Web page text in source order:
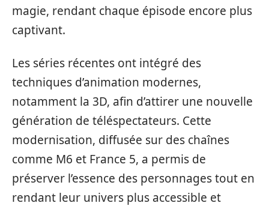
magie, rendant chaque épisode encore plus
captivant.
Les séries récentes ont intégré des
techniques d’animation modernes,
notamment la 3D, afin d’attirer une nouvelle
génération de téléspectateurs. Cette
modernisation, diffusée sur des chaînes
comme M6 et France 5, a permis de
préserver l’essence des personnages tout en
rendant leur univers plus accessible et